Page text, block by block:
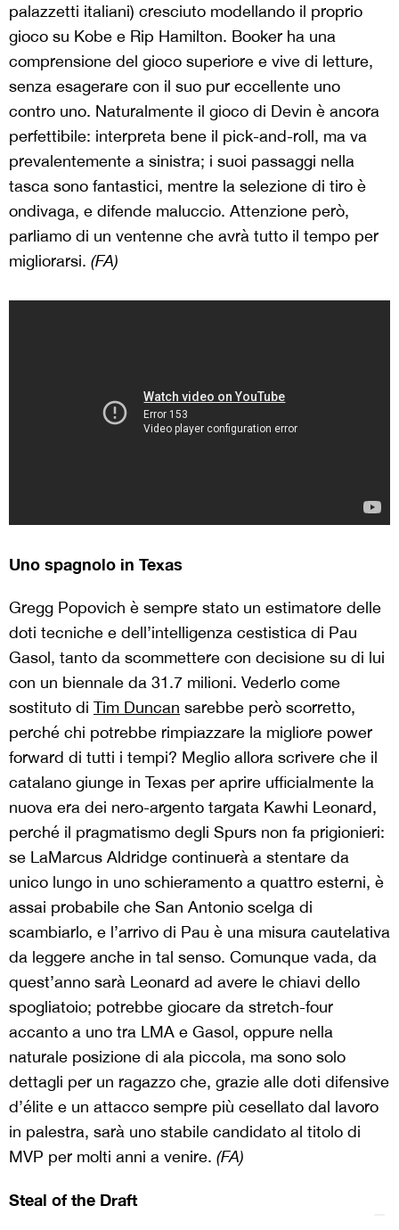
palazzetti italiani) cresciuto modellando il proprio
gioco su Kobe e Rip Hamilton. Booker ha una
comprensione del gioco superiore e vive di letture,
senza esagerare con il suo pur eccellente uno
contro uno. Naturalmente il gioco di Devin è ancora
perfettibile: interpreta bene il pick-and-roll, ma va
prevalentemente a sinistra; i suoi passaggi nella
tasca sono fantastici, mentre la selezione di tiro è
ondivaga, e difende maluccio. Attenzione però,
parliamo di un ventenne che avrà tutto il tempo per
migliorarsi. (FA)
Uno spagnolo in Texas
Gregg Popovich è sempre stato un estimatore delle
doti tecniche e dell’intelligenza cestistica di Pau
Gasol, tanto da scommettere con decisione su di lui
con un biennale da 31.7 milioni. Vederlo come
sostituto di Tim Duncan sarebbe però scorretto,
perché chi potrebbe rimpiazzare la migliore power
forward di tutti i tempi? Meglio allora scrivere che il
catalano giunge in Texas per aprire ufficialmente la
nuova era dei nero-argento targata Kawhi Leonard,
perché il pragmatismo degli Spurs non fa prigionieri:
se LaMarcus Aldridge continuerà a stentare da
unico lungo in uno schieramento a quattro esterni, è
assai probabile che San Antonio scelga di
scambiarlo, e l’arrivo di Pau è una misura cautelativa
da leggere anche in tal senso. Comunque vada, da
quest’anno sarà Leonard ad avere le chiavi dello
spogliatoio; potrebbe giocare da stretch-four
accanto a uno tra LMA e Gasol, oppure nella
naturale posizione di ala piccola, ma sono solo
dettagli per un ragazzo che, grazie alle doti difensive
d’élite e un attacco sempre più cesellato dal lavoro
in palestra, sarà uno stabile candidato al titolo di
MVP per molti anni a venire. (FA)
Steal of the Draft